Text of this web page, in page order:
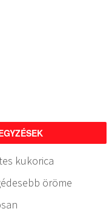
kukorica
öröme